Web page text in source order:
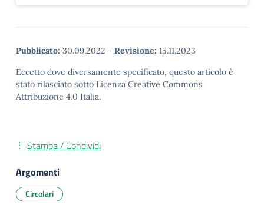
Pubblicato: 30.09.2022 - Revisione: 15.11.2023
Eccetto dove diversamente specificato, questo articolo è
stato rilasciato sotto Licenza Creative Commons
Attribuzione 4.0 Italia.
Stampa / Condividi
Argomenti
Circolari